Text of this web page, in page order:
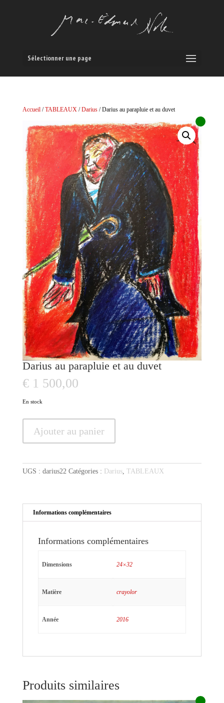
Sélectionner une page
Accueil/TABLEAUX/Darius/ Darius au parapluie et au duvet
Darius au parapluie et au duvet
€1 500,00
En stock
Darius
parapluie
et
Ajouter au panier
UGS : darius22 Catégories : Darius, TABLEAUX
Informations complémentaires
Informations complémentaires
Dimensions 24×32
Matière crayolor
Année 2016
Produits similaires